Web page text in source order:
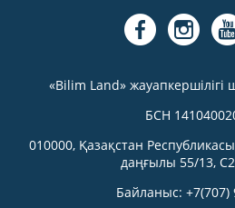
«Bilim Land» жауапкершілігі
БСН
010000, Қазақстан
даңғылы 55/13,
Байланыс: +7(707)